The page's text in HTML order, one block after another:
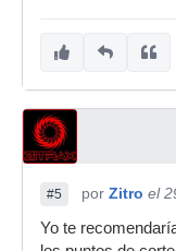
#5 por Zitro el
Yo te